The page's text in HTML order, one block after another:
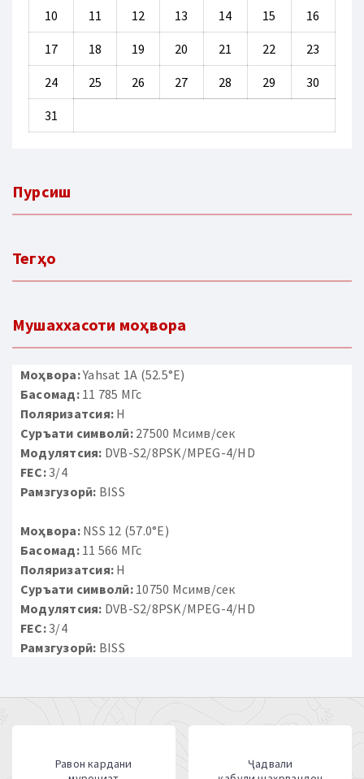
10 11 12 13 14 15 16
17 18 19 20 21 22 23
24 25 26 27 28 29 30
31
Пурсиш
Тегҳо
Мушаххасоти моҳвора
Моҳвора:Yahsat 1A (52.5°E)
Басомад:11 785 МГс
Поляризатсия: H
Суръати символӣ:27500 Мсимв/сек
Модулятсия: DVB-S2/8PSK/MPEG-4/HD
FEC:3/4
Рамзгузорӣ: BISS
Моҳвора:NSS 12 (57.0°E)
Басомад:11 566 МГс
Поляризатсия: H
Суръати символӣ:10750 Мсимв/сек
Модулятсия: DVB-S2/8PSK/MPEG-4/HD
FEC:3/4
Рамзгузорӣ: BISS
Равон кардани
Ҷадвали